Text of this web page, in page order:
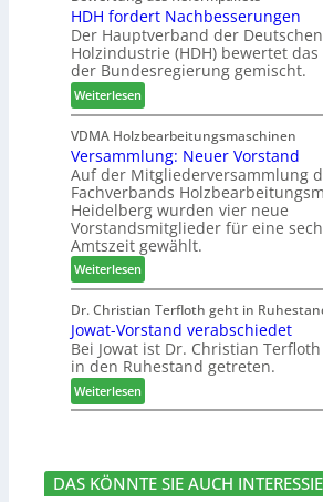
s
t
e
m
c
h
e
n
2
0
2
6
e
t
B
e
s
u
c
h
e
r
z
a
h
l
e
n
a
t
b
o
t
h
i
l
f
t
b
e
i
P
r
o
d
u
k
t
s
h
e
HDH fordert Nachbesserungen
Der Hauptverband der Deutschen
Holzindustrie (HDH) bewertet
der Bundesregierung gemischt.
Weiterlesen:
H
D
H
f
o
r
d
e
r
t
N
a
c
h
b
e
e
r
VDMA Holzbearbeitungsmaschinen
Versammlung: Neuer Vorstand
Auf der Mitgliederversammlung
Fachverbands
Heidelberg wurden vier neue
Vorstandsmitglieder für eine
Amtszeit gewählt.
Weiterlesen:
V
e
r
s
a
m
n
g
Dr. Christian Terfloth geht in
Jowat-Vorstand verabschiedet
Bei Jowat ist Dr. Christian
in den Ruhestand getreten.
Weiterlesen:
J
a
t
DAS KÖNNTE SIE AUCH